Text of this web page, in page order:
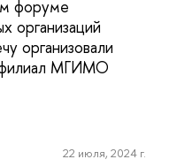
форуме
организаций
организовали
МГИМО
22 июля, 2024 г.